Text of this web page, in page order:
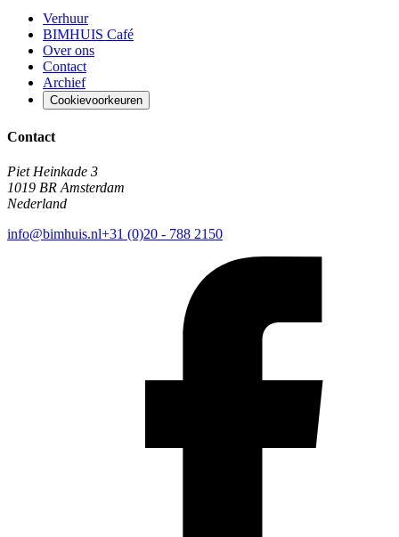
Verhuur
BIMHUIS Café
Over ons
Contact
Archief
Cookievoorkeuren
Contact
Piet Heinkade 3
1019 BR Amsterdam
Nederland
info@bimhuis.nl+31 (0)20 - 788 2150